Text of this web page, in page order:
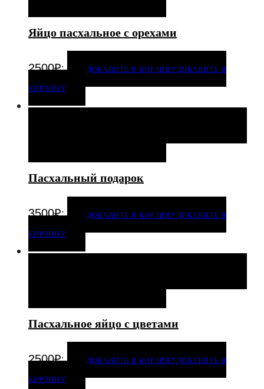
Яйцо пасхальное с орехами
2500₽. ДОБАВИТЬ В КОРЗИНУДОБАВИТЬ В
КОРЗИНУ
Пасхальный подарок
3500₽. ДОБАВИТЬ В КОРЗИНУДОБАВИТЬ В
КОРЗИНУ
Пасхальное яйцо с цветами
2500₽. ДОБАВИТЬ В КОРЗИНУДОБАВИТЬ В
КОРЗИНУ